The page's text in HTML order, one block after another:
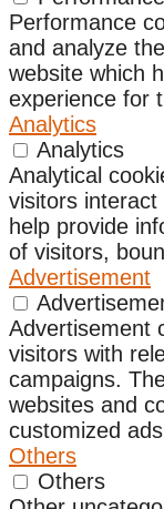
Performance
and analyze
website which
experience for
Analytics
Analytics
Analytical
visitors
help provide
of visitors,
Advertisement
Advertisement
visitors with
campaigns.
websites and
customized
Others
Others